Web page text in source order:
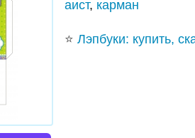
аист, карман
⭐Лэпбуки: купить,